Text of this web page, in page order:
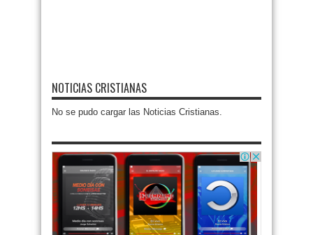
NOTICIAS CRISTIANAS
No se pudo cargar las Noticias Cristianas.